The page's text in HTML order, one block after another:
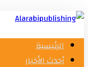
الرئيسية
أحدث الأخبار